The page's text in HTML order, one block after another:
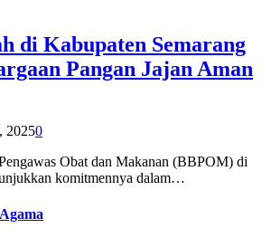
di Kabupaten Semarang
Pangan Jajan Aman
20250
Obat dan Makanan (BBPOM) di
komitmennya dalam…